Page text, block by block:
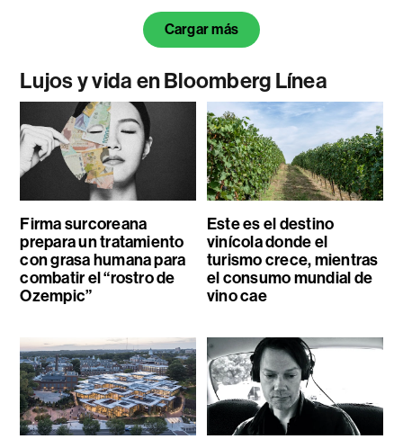
Cargar más
Lujos y vida en Bloomberg Línea
Firma surcoreana
prepara un tratamiento
con grasa humana para
combatir el “rostro de
Ozempic”
Este es el destino
vinícola donde el
turismo crece, mientras
el consumo mundial de
vino cae